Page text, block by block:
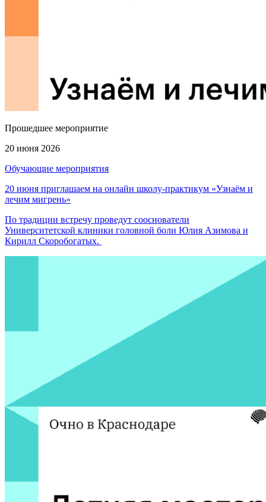
Прошедшее мероприятие
20 июня 2026
Обучающие мероприятия
20 июня приглашаем на онлайн школу-практикум «Узнаём и
лечим мигрень»
По традиции встречу проведут сооснователи
Университетской клиники головной боли Юлия Азимова и
Кирилл Скоробогатых.